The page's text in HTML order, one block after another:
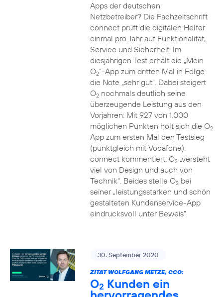
Apps der deutschen
Netzbetreiber? Die Fachzeitschrift
connect prüft die digitalen Helfer
einmal pro Jahr auf Funktionalität,
Service und Sicherheit. Im
diesjährigen Test erhält die „Mein
O2“-App zum dritten Mal in Folge
die Note „sehr gut“. Dabei steigert
O2nochmals deutlich seine
überzeugende Leistung aus den
Vorjahren: Mit 927 von 1.000
möglichen Punkten holt sich die O2
App zum ersten Mal den Testsieg
(punktgleich mit Vodafone).
connect kommentiert: O2„versteht
viel von Design und auch von
Technik“. Beides stelle O2bei
seiner „leistungsstarken und schön
gestalteten Kundenservice-App
eindrucksvoll unter Beweis“.
30. September 2020
ZITAT WOLFGANG METZE, CCO:
O2 Kunden ein